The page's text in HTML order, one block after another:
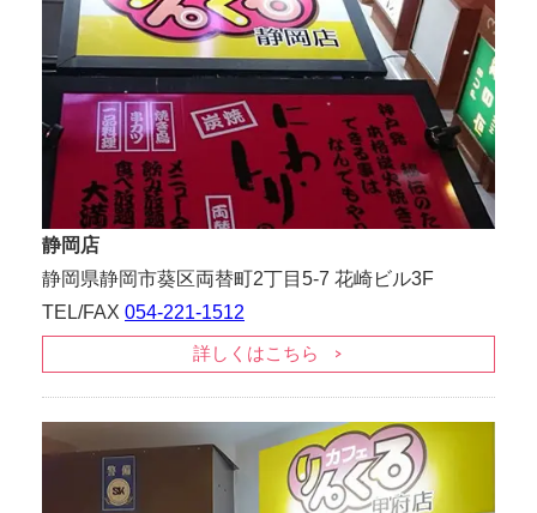
静岡店
静岡県静岡市葵区両替町2丁目5-7 花崎ビル3F
TEL/FAX 054-221-1512
詳しくはこちら